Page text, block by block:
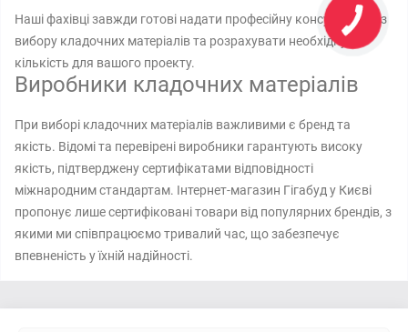
Наші фахівці завжди готові надати професійну консультацію з
вибору кладочних матеріалів та розрахувати необхідну
кількість для вашого проекту.
Виробники кладочних матеріалів
При виборі кладочних матеріалів важливими є бренд та
якість. Відомі та перевірені виробники гарантують високу
якість, підтверджену сертифікатами відповідності
міжнародним стандартам. Інтернет-магазин Гігабуд у Києві
пропонує лише сертифіковані товари від популярних брендів, з
якими ми співпрацюємо тривалий час, що забезпечує
впевненість у їхній надійності.